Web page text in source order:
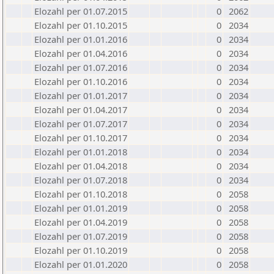
Elozahl per 01.07.2015
0 2062
Elozahl per 01.10.2015
0 2034
Elozahl per 01.01.2016
0 2034
Elozahl per 01.04.2016
0 2034
Elozahl per 01.07.2016
0 2034
Elozahl per 01.10.2016
0 2034
Elozahl per 01.01.2017
0 2034
Elozahl per 01.04.2017
0 2034
Elozahl per 01.07.2017
0 2034
Elozahl per 01.10.2017
0 2034
Elozahl per 01.01.2018
0 2034
Elozahl per 01.04.2018
0 2034
Elozahl per 01.07.2018
0 2034
Elozahl per 01.10.2018
0 2058
Elozahl per 01.01.2019
0 2058
Elozahl per 01.04.2019
0 2058
Elozahl per 01.07.2019
0 2058
Elozahl per 01.10.2019
0 2058
Elozahl per 01.01.2020
0 2058